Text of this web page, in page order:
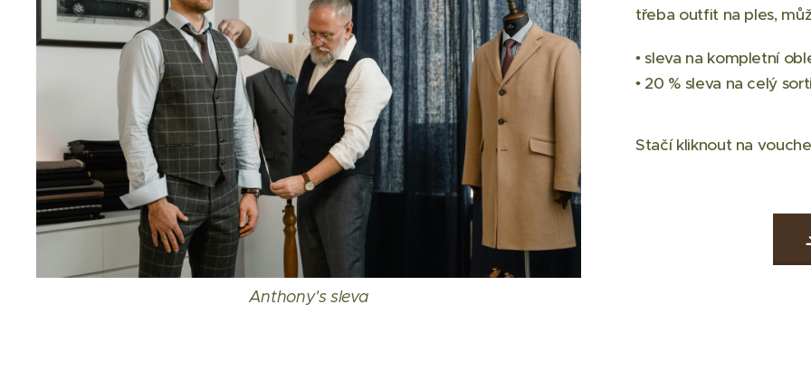
Anthony's sleva
třeba outfit na ples,
• sleva na kompletní
• 20 % sleva na celý
Stačí kliknout na